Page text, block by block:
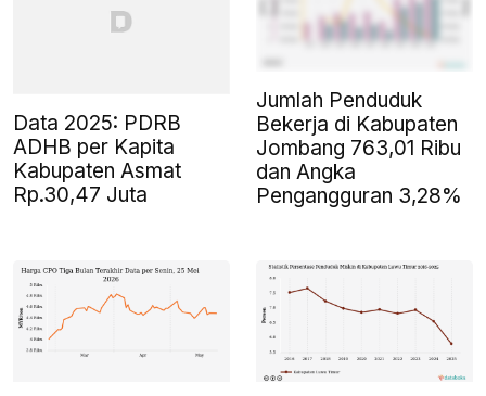
Data 2025: PDRB
ADHB per Kapita
Kabupaten Asmat
Rp.30,47 Juta
Jumlah Penduduk
Bekerja di Kabupaten
Jombang 763,01 Ribu
dan Angka
Pengangguran 3,28%